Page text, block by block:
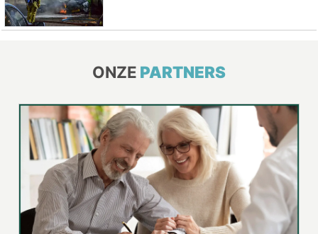
ONZE PARTNERS